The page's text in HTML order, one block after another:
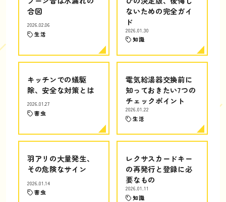
合図
2026.02.06
生活
ないための完全ガイ
ド
2026.01.30
知識
キッチンでの蟻駆
除、安全な対策とは
2026.01.27
害虫
電気給湯器交換前に
知っておきたい7つの
チェックポイント
2026.01.22
生活
羽アリの大量発生、
その危険なサイン
2026.01.14
害虫
レクサスカードキー
の再発行と登録に必
要なもの
2026.01.11
知識